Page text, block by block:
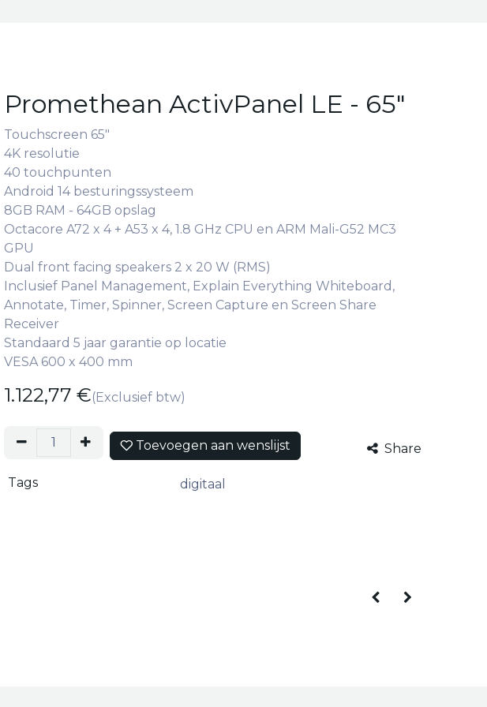
Promethean ActivPanel LE - 65"
Touchscreen 65"
4K resolutie
40 touchpunten
Android 14 besturingssysteem
8GB RAM - 64GB opslag
Octacore A72 x 4 + A53 x 4, 1.8 GHz CPU en ARM Mali-G52 MC3
GPU
Dual front facing speakers 2 x 20 W (RMS)
Inclusief Panel Management, Explain Everything Whiteboard,
Annotate, Timer, Spinner, Screen Capture en Screen Share
Receiver
Standaard 5 jaar garantie op locatie
VESA 600 x 400 mm
1.122,77 €(Exclusief btw)
Toevoegen aan wenslijst Share
Tags digitaal